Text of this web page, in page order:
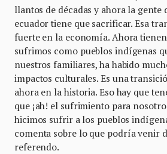
llantos de décadas y ahora la gente
ecuador tiene que sacrificar. Esa
fuerte en la economía. Ahora
sufrimos como pueblos indígenas
nuestros familiares, ha habido
impactos culturales. Es una
ahora en la historia. Eso hay que
que ¡ah! el sufrimiento para
hicimos sufrir a los pueblos
comenta sobre lo que podría venir
referendo.